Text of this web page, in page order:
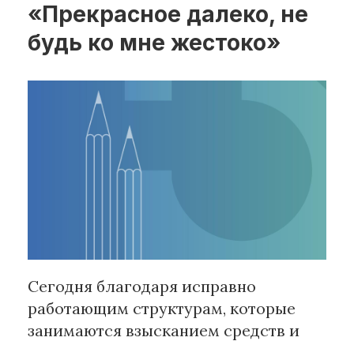
IP Stories
Квиз
О нас
Календарь
Искусство
Дизайн и мода
Реклама и маркетинг
Архитектура и урбанистика
«Прекрасное далеко, не
будь ко мне жестоко»
Сегодня благодаря исправно
работающим структурам, которые
занимаются взысканием средств и